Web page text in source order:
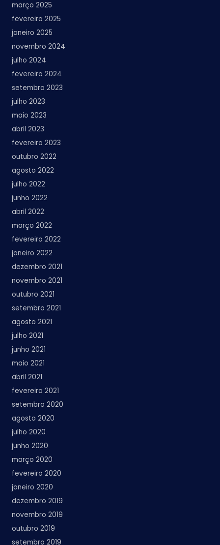
março 2025
fevereiro 2025
janeiro 2025
novembro 2024
julho 2024
fevereiro 2024
setembro 2023
julho 2023
maio 2023
abril 2023
fevereiro 2023
outubro 2022
agosto 2022
julho 2022
junho 2022
abril 2022
março 2022
fevereiro 2022
janeiro 2022
dezembro 2021
novembro 2021
outubro 2021
setembro 2021
agosto 2021
julho 2021
junho 2021
maio 2021
abril 2021
fevereiro 2021
setembro 2020
agosto 2020
julho 2020
junho 2020
março 2020
fevereiro 2020
janeiro 2020
dezembro 2019
novembro 2019
outubro 2019
setembro 2019